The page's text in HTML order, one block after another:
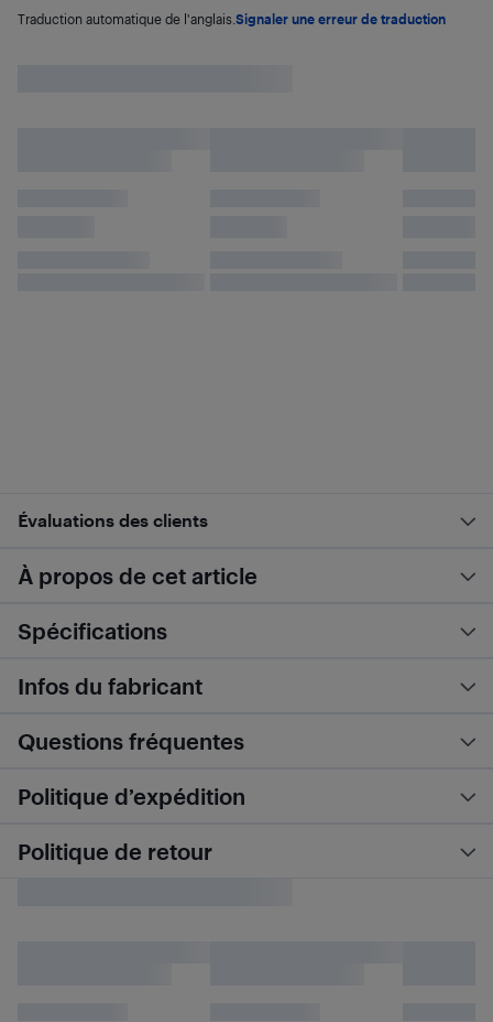
Traduction automatique de l'anglais. Signaler une erreur de traduction
Évaluations des clients
À propos de cet article
Spécifications
Infos du fabricant
Questions fréquentes
Politique d’expédition
Politique de retour